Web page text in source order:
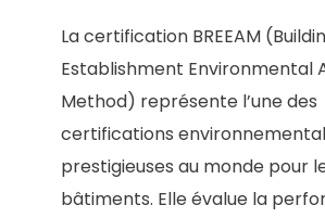
La certification BREEAM
Establishment Environmental
Method) représente l’une des
certifications
prestigieuses au monde pour
bâtiments. Elle évalue la